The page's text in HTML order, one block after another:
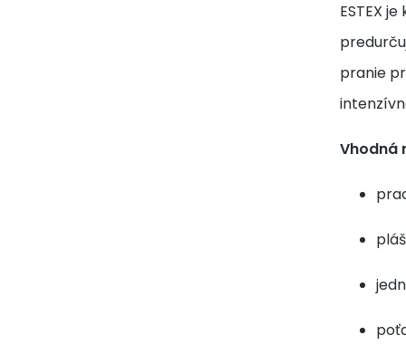
ESTEX
pranie
Vhodná